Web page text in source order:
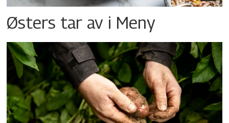
Østers tar av i Meny